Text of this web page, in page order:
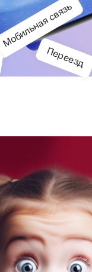
Мобильная связь
Переезд